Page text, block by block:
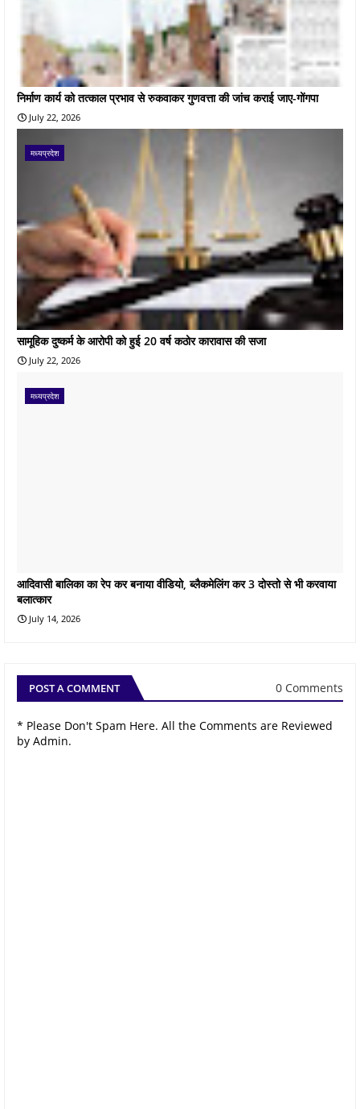
निर्माण कार्य को तत्काल प्रभाव से रुकवाकर गुणवत्ता की जांच कराई जाए-गोंगपा
July 22, 2026
मध्यप्रदेश
सामूहिक दुष्कर्म के आरोपी को हुई 20 वर्ष कठोर कारावास की सजा
July 22, 2026
मध्यप्रदेश
आदिवासी बालिका का रेप कर बनाया वीडियो, ब्लैकमेलिंग कर 3 दोस्तो से भी करवाया
बलात्कार
July 14, 2026
POST A COMMENT 0 Comments
* Please Don't Spam Here. All the Comments are Reviewed
by Admin.